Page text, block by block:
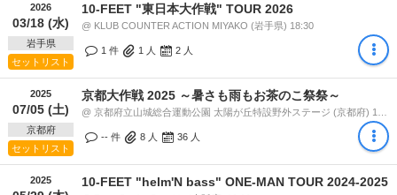
2026
03/18 (水)
岩手県
セットリスト
10-FEET "東日本大作戦" TOUR 2026
@ KLUB COUNTER ACTION MIYAKO (岩手県) 18:30
1 件 1 人 2 人
2025
07/05 (土)
京都府
セットリスト
京都大作戦 2025 ～暑さも⾬もお茶のこ祭祭～
-- 件 8 人 36 人
2025 10-FEET "helm'N bass" ONE-MAN TOUR 2024-2025